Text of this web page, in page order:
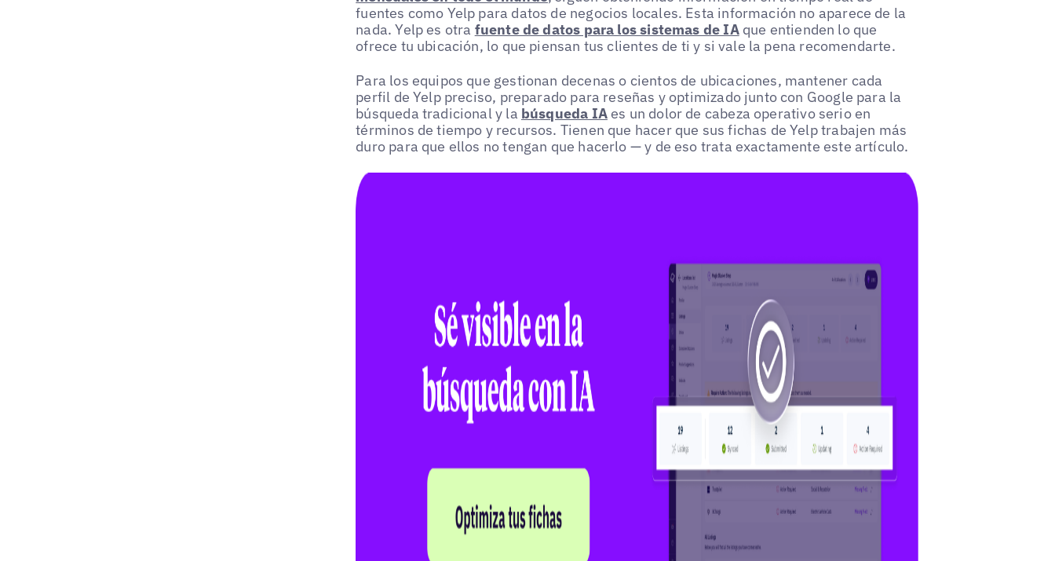
fuentes como Yelp para datos de negocios locales. Esta información no aparece de la
nada. Yelp es otra fuente de datos para los sistemas de IAque entienden lo que
ofrece tu ubicación, lo que piensan tus clientes de ti y si vale la pena recomendarte.
Para los equipos que gestionan decenas o cientos de ubicaciones, mantener cada
perfil de Yelp preciso, preparado para reseñas y optimizado junto con Google para la
búsqueda tradicional y la búsqueda IAes un dolor de cabeza operativo serio en
términos de tiempo y recursos. Tienen que hacer que sus fichas de Yelp trabajen más
duro para que ellos no tengan que hacerlo — y de eso trata exactamente este artículo.